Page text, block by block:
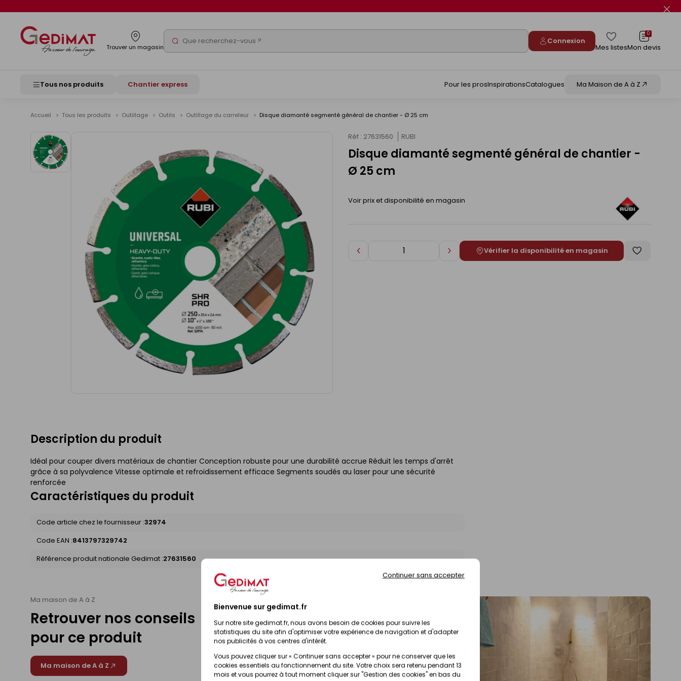
Bienvenue sur gedimat.fr
Sur notre site gedimat.fr, nous avons besoin de cookies pour suivre les
statistiques du site afin d'optimiser votre expérience de navigation et d'adapter
nos publicités à vos centres d'intérêt.
Vous pouvez cliquer sur « Continuer sans accepter » pour ne conserver que les
cookies essentiels au fonctionnement du site. Votre choix sera retenu pendant 13
mois et vous pourrez à tout moment cliquer sur "Gestion des cookies" en bas du
Continuer sans accepter
Trouver un magasin Rechercher Connexion
Mes listes
0
Mon devis
Tous nos produits Chantier express Pour les prosInspirationsCatalogues Ma Maison de A à Z
Accueil Tous les produits Outillage Outils Outillage du carreleur Disque diamanté segmenté général de chantier - Ø 25 cm
Réf : 27631560 RUBI
Disque diamanté segmenté général de chantier -
Ø 25 cm
Voir prix et disponibilité en magasin
Diminuer AugmenterVérifier la disponibilité en magasin
Enregistrer
Description du produit
Idéal pour couper divers matériaux de chantier Conception robuste pour une durabilité accrue Réduit les temps d'arrêt
grâce à sa polyvalence Vitesse optimale et refroidissement efficace Segments soudés au laser pour une sécurité
renforcée
Caractéristiques du produit
Code article chez le fournisseur :32974
Code EAN :8413797329742
Référence produit nationale Gedimat :27631560
Ma maison de A à Z
Retrouver nos conseils
pour ce produit
Ma maison de A à Z